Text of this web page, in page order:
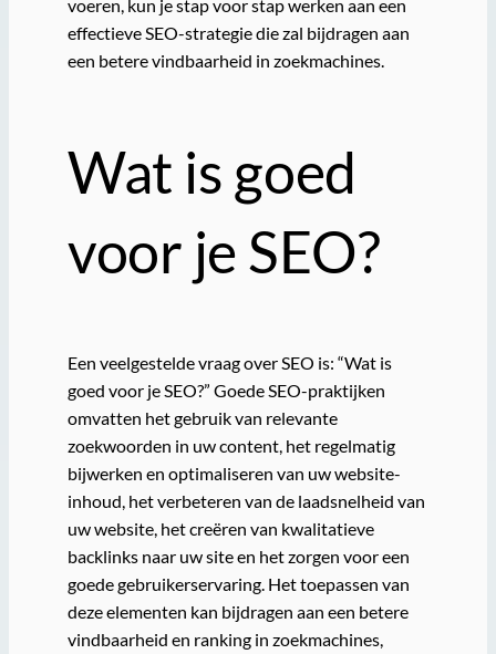
voeren, kun je stap voor stap werken aan een
effectieve SEO-strategie die zal bijdragen aan
een betere vindbaarheid in zoekmachines.
Wat is goed
voor je SEO?
Een veelgestelde vraag over SEO is: “Wat is
goed voor je SEO?” Goede SEO-praktijken
omvatten het gebruik van relevante
zoekwoorden in uw content, het regelmatig
bijwerken en optimaliseren van uw website-
inhoud, het verbeteren van de laadsnelheid van
uw website, het creëren van kwalitatieve
backlinks naar uw site en het zorgen voor een
goede gebruikerservaring. Het toepassen van
deze elementen kan bijdragen aan een betere
vindbaarheid en ranking in zoekmachines,